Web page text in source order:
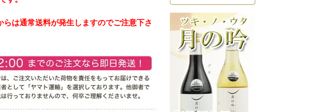
は通常送料が発生しますのでご注意下さ